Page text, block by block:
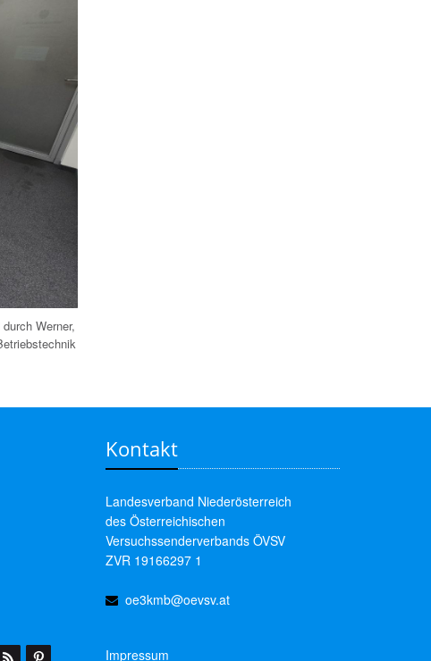
Werner,
Kontakt
Landesverband Niederösterreich
des Österreichischen
Versuchssenderverbands ÖVSV
ZVR 19166297 1
oe3kmb@oevsv.at
Impressum